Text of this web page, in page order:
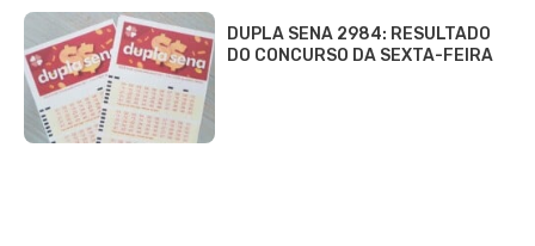
DUPLA SENA 2984: RESULTADO
DO CONCURSO DA SEXTA-FEIRA